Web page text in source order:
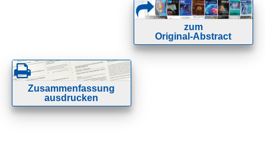
zum
Original-Abstract
Zusammenfassung
ausdrucken